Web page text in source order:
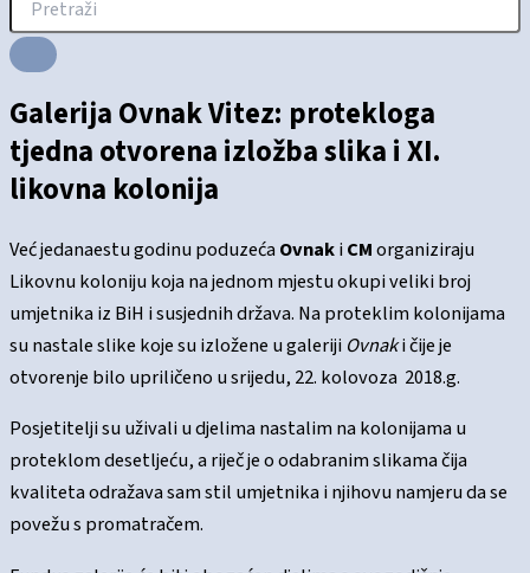
Galerija Ovnak Vitez: protekloga
tjedna otvorena izložba slika i XI.
likovna kolonija
Već jedanaestu godinu poduzeća OvnakiCMorganiziraju
Likovnu koloniju koja na jednom mjestu okupi veliki broj
umjetnika iz BiH i susjednih država. Na proteklim kolonijama
su nastale slike koje su izložene u galeriji Ovnaki čije je
otvorenje bilo upriličeno u srijedu, 22. kolovoza 2018.g.
Posjetitelji su uživali u djelima nastalim na kolonijama u
proteklom desetljeću, a riječ je o odabranim slikama čija
kvaliteta odražava sam stil umjetnika i njihovu namjeru da se
povežu s promatračem.